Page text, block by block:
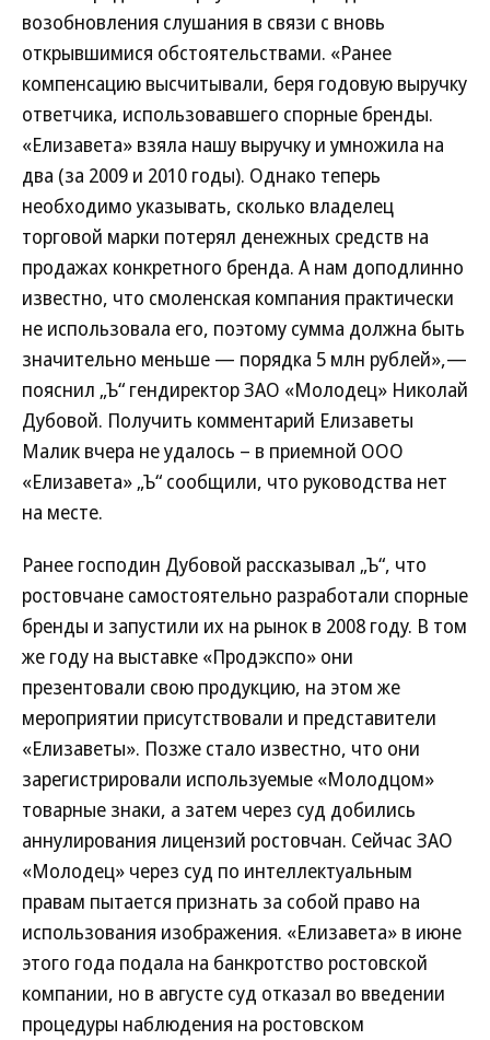
возобновления слушания в связи с вновь
открывшимися обстоятельствами. «Ранее
компенсацию высчитывали, беря годовую выручку
ответчика, использовавшего спорные бренды.
«Елизавета» взяла нашу выручку и умножила на
два (за 2009 и 2010 годы). Однако теперь
необходимо указывать, сколько владелец
торговой марки потерял денежных средств на
продажах конкретного бренда. А нам доподлинно
известно, что смоленская компания практически
не использовала его, поэтому сумма должна быть
значительно меньше — порядка 5 млн рублей»,—
пояснил „Ъ“ гендиректор ЗАО «Молодец» Николай
Дубовой. Получить комментарий Елизаветы
Малик вчера не удалось – в приемной ООО
«Елизавета» „Ъ“ сообщили, что руководства нет
на месте.
Ранее господин Дубовой рассказывал „Ъ“, что
ростовчане самостоятельно разработали спорные
бренды и запустили их на рынок в 2008 году. В том
же году на выставке «Продэкспо» они
презентовали свою продукцию, на этом же
мероприятии присутствовали и представители
«Елизаветы». Позже стало известно, что они
зарегистрировали используемые «Молодцом»
товарные знаки, а затем через суд добились
аннулирования лицензий ростовчан. Сейчас ЗАО
«Молодец» через суд по интеллектуальным
правам пытается признать за собой право на
использования изображения. «Елизавета» в июне
этого года подала на банкротство ростовской
компании, но в августе суд отказал во введении
процедуры наблюдения на ростовском